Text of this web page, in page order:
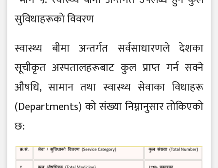
सुविधाहरूको विवरण
स्वास्थ्य बीमा अन्तर्गत सर्वसाधारणले देशका
सूचीकृत अस्पतालहरूबाट कुल प्राप्त गर्न सक्ने
औषधि, सामान तथा स्वास्थ्य सेवाका विधाहरू
(Departments) को संख्या निम्नानुसार तोकिएको
छ: